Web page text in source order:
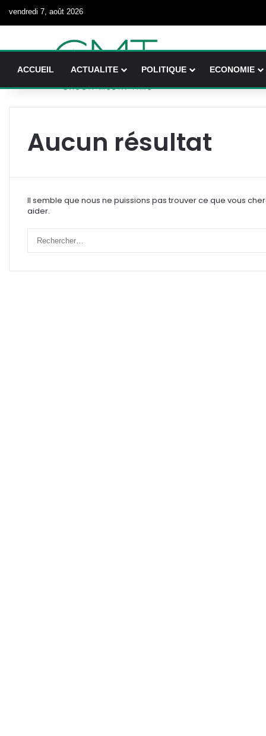
vendredi 7, août 2026
ACCUEIL ACTUALITE POLITIQUE ECONOMIE
Aucun résultat
Il semble que nous ne puissions pas trouver ce que vous
aider.